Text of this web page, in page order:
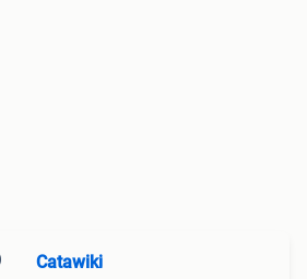
Catawiki